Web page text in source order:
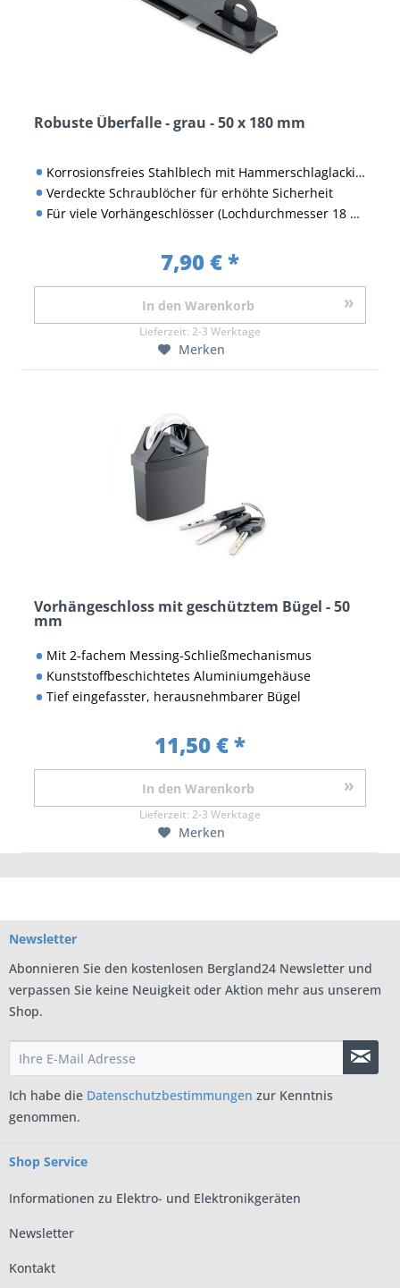
Robuste Überfalle - grau - 50 x 180 mm
Korrosionsfreies Stahlblech mit Hammerschlaglackierung
Verdeckte Schraublöcher für erhöhte Sicherheit
Für viele Vorhängeschlösser (Lochdurchmesser 18 mm)
7,90 € *
In den Warenkorb
Lieferzeit: 2-3 Werktage
Merken
Vorhängeschloss mit geschütztem Bügel - 50
mm
Mit 2-fachem Messing-Schließmechanismus
Kunststoffbeschichtetes Aluminiumgehäuse
Tief eingefasster, herausnehmbarer Bügel
11,50 € *
In den Warenkorb
Lieferzeit: 2-3 Werktage
Merken
Newsletter
Abonnieren Sie den kostenlosen Bergland24 Newsletter und
verpassen Sie keine Neuigkeit oder Aktion mehr aus unserem
Shop.
Ich habe die Datenschutzbestimmungen zur Kenntnis
genommen.
Shop Service
Informationen zu Elektro- und Elektronikgeräten
Newsletter
Kontakt